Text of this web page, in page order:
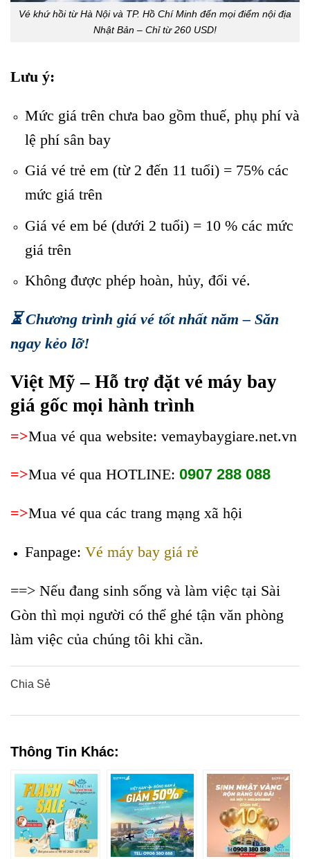
Vé khứ hồi từ Hà Nội và TP. Hồ Chí Minh đến mọi điểm nội địa
Nhật Bản – Chỉ từ 260 USD!
Lưu ý:
Mức giá trên chưa bao gồm thuế, phụ phí và
lệ phí sân bay
Giá vé trẻ em (từ 2 đến 11 tuổi) = 75% các
mức giá trên
Giá vé em bé (dưới 2 tuổi) = 10 % các mức
giá trên
Không được phép hoàn, hủy, đổi vé.
⏳ Chương trình giá vé tốt nhất năm – Săn
ngay kẻo lỡ!
Việt Mỹ – Hỗ trợ đặt vé máy bay
giá gốc mọi hành trình
=>Mua vé qua website: vemaybaygiare.net.vn
=>Mua vé qua HOTLINE: 0907 288 088
=>Mua vé qua các trang mạng xã hội
Fanpage: Vé máy bay giá rẻ
==> Nếu đang sinh sống và làm việc tại Sài
Gòn thì mọi người có thể ghé tận văn phòng
làm việc của chúng tôi khi cần.
Chia Sẻ
Thông Tin Khác: